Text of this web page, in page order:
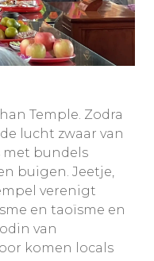
Temple. Zodra
lucht zwaar van
met bundels
buigen. Jeetje,
verenigt
en taoïsme en
van
komen locals